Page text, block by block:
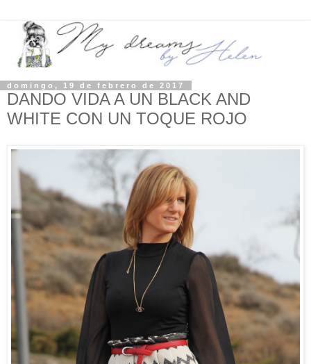
domingo, 19 de febrero de 2017
DANDO VIDA A UN BLACK AND
WHITE CON UN TOQUE ROJO